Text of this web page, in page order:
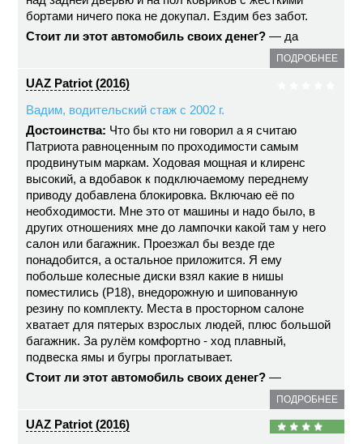
бортами ничего пока не докупал. Ездим без забот.
Стоит ли этот автомобиль своих денег? — да
ПОДРОБНЕЕ
UAZ Patriot (2016)
Вадим, водительский стаж с 2002 г.
Достоинства: Что бы кто ни говорил а я считаю
Патриота равноценным по проходимости самым
продвинутым маркам. Ходовая мощная и клиренс
высокий, а вдобавок к подключаемому переднему
приводу добавлена блокировка. Включаю её по
необходимости. Мне это от машины и надо было, в
других отношениях мне до лампочки какой там у него
салон или багажник. Проезжал бы везде где
понадобится, а остальное приложится. Я ему
побольше колесные диски взял какие в нишы
поместились (Р18), внедорожную и шипованную
резину по комплекту. Места в просторном салоне
хватает для пятерых взрослых людей, плюс большой
багажник. За рулём комфортно - ход плавный,
подвеска ямы и бугры проглатывает.
Стоит ли этот автомобиль своих денег? —
ПОДРОБНЕЕ
UAZ Patriot (2016)